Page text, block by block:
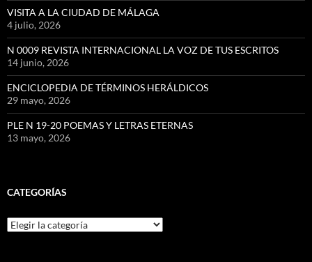
VISITA A LA CIUDAD DE MÁLAGA
4 julio, 2026
N 0009 REVISTA INTERNACIONAL LA VOZ DE TUS ESCRITOS
14 junio, 2026
ENCICLOPEDIA DE TÉRMINOS HERÁLDICOS
29 mayo, 2026
PLE N 19-20 POEMAS Y LETRAS ETERNAS
13 mayo, 2026
CATEGORÍAS
Categorías